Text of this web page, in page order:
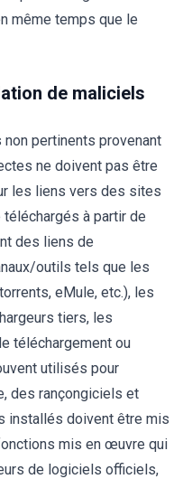
même temps que le
de maliciels
pertinents provenant
ne doivent pas être
les liens vers des sites
à partir de
des liens de
outils tels que les
eMule, etc.), les
tiers, les
téléchargement ou
utilisés pour
des rançongiciels et
installés doivent être mis
mis en œuvre qui
de logiciels officiels,